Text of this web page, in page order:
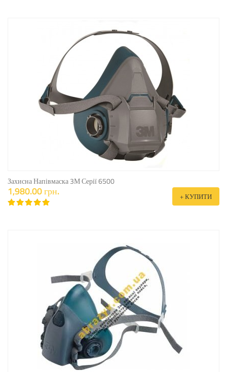
Захисна Напівмаска 3М Серії 6500
1,980.00 грн. + КУПИТИ